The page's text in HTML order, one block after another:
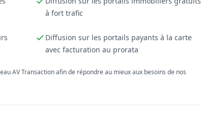
à fort trafic
Diffusion sur les portails payants à la carte
avec facturation au prorata
AV Transaction afin de répondre au mieux aux besoins de nos